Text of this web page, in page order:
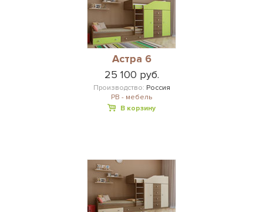
Астра 6
25 100 руб.
Производство: Россия
РВ - мебель
В корзину